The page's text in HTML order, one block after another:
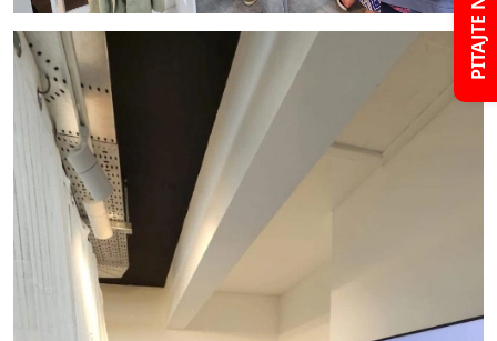
PITAJTE NAS